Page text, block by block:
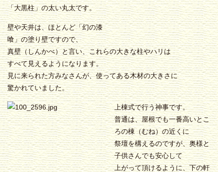
「大黒柱」の太い丸太です。
壁や天井は、ほとんど「幻の漆
喰」の塗り壁ですので、
真壁（しんかべ）と言い、これらの大きな柱やハリは
すべて見えるようになります。
見に来られた方みなさんが、使ってある木材の大きさに
驚かれていました。
上棟式で行う神事です。
普通は、屋根でも一番高いとこ
ろの棟（むね）の近くに
祭壇を構えるのですが、奥様と
子供さんでも安心して
上がって頂けるように、下の軒